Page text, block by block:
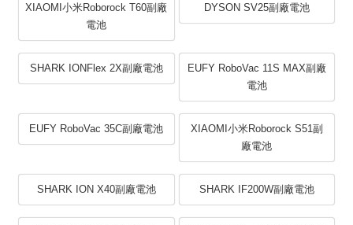
XIAOMI小米Roborock T60副廠
電池
DYSON SV25副廠電池
SHARK IONFlex 2X副廠電池
EUFY RoboVac 11S MAX副廠
電池
EUFY RoboVac 35C副廠電池
XIAOMI小米Roborock S51副
廠電池
SHARK ION X40副廠電池 SHARK IF200W副廠電池